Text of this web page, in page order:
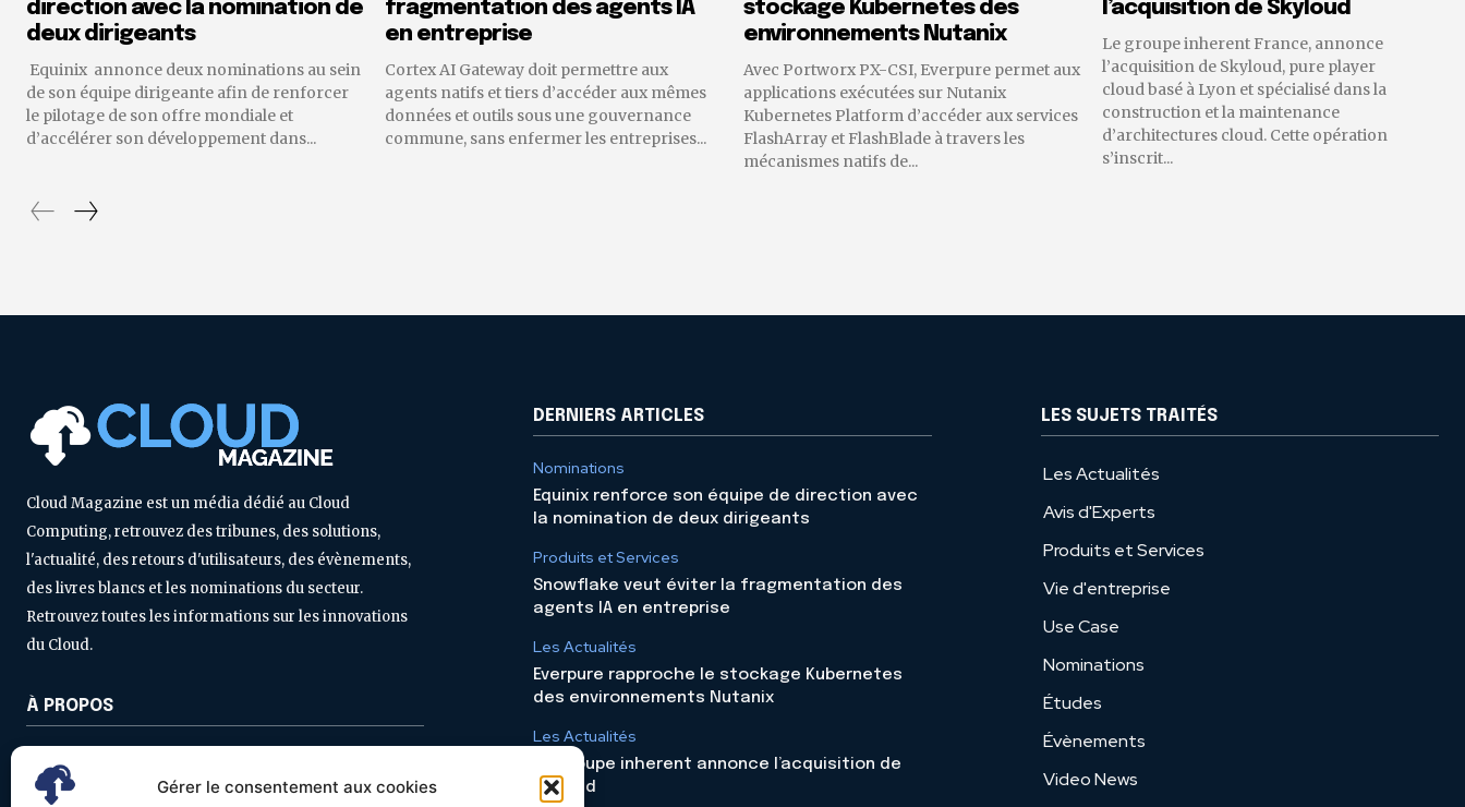
Gérer le consentement aux cookies
direction avec la nomination de
deux dirigeants
Equinix annonce deux nominations au sein
de son équipe dirigeante afin de renforcer
le pilotage de son offre mondiale et
d’accélérer son développement dans...
fragmentation des agents IA
en entreprise
Cortex AI Gateway doit permettre aux
agents natifs et tiers d’accéder aux mêmes
données et outils sous une gouvernance
commune, sans enfermer les entreprises...
stockage Kubernetes des
environnements Nutanix
Avec Portworx PX-CSI, Everpure permet aux
applications exécutées sur Nutanix
Kubernetes Platform d’accéder aux services
FlashArray et FlashBlade à travers les
mécanismes natifs de...
l’acquisition de Skyloud
Le groupe inherent France, annonce
l’acquisition de Skyloud, pure player
cloud basé à Lyon et spécialisé dans la
construction et la maintenance
d’architectures cloud. Cette opération
s’inscrit...
Cloud Magazine est un média dédié au Cloud
Computing, retrouvez des tribunes, des solutions,
l'actualité, des retours d'utilisateurs, des évènements,
des livres blancs et les nominations du secteur.
Retrouvez toutes les informations sur les innovations
du Cloud.
À PROPOS
Politique de confidentialité
DERNIERS ARTICLES
Nominations
Equinix renforce son équipe de direction avec
la nomination de deux dirigeants
Produits et Services
Snowflake veut éviter la fragmentation des
agents IA en entreprise
Les Actualités
Everpure rapproche le stockage Kubernetes
des environnements Nutanix
Les Actualités
Le groupe inherent annonce l’acquisition de
Skyloud
LES SUJETS TRAITÉS
Les Actualités
Avis d'Experts
Produits et Services
Vie d'entreprise
Use Case
Nominations
Études
Évènements
Video News